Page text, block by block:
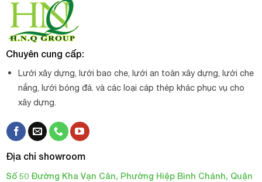
Công ty Cáp Thép Xây Dựng H.N.Q chuyên cung cấp các
dòng cáp thép Hàn Quốc thông dụng như sau:
mạ dầu…
➣Cáp chống xoắn – chống xoay với lõi đay và lõi thép.
➣ Cáp thép sử dụng trong thang máy
➣
Chuyên cung cấp:
Lưới xây dựng, lưới bao che, lưới an toàn xây dựng, lưới che
nắng, lưới bóng đá. và các loại cáp thép khác phục vụ cho
xây dựng.
Địa chỉ showroom
Số 50 Đường Kha Vạn Cân, Phường Hiệp Bình Chánh, Quận